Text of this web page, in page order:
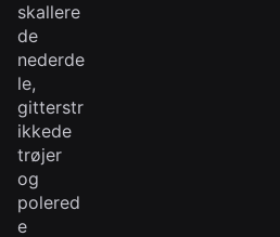
skallere
de
nederde
le,
gitterstr
ikkede
trøjer
og
polered
e